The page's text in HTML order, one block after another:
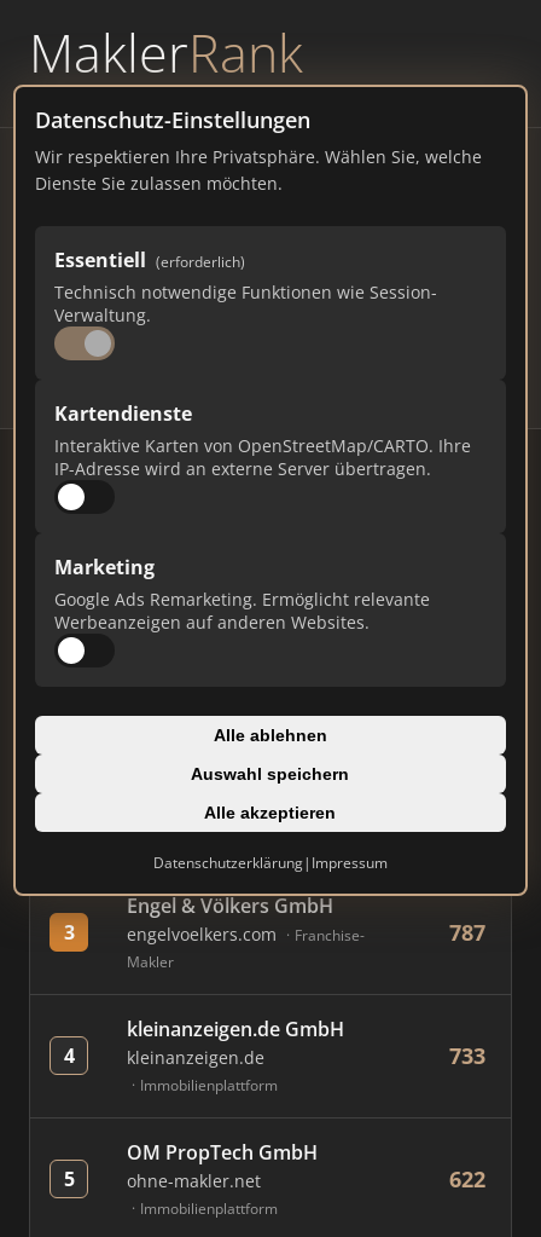
MaklerRank
powered byWAVEPOINT
Datenschutz-Einstellungen
Wir respektieren Ihre Privatsphäre. Wählen Sie, welche
Dienste Sie zulassen möchten.
Essentiell (erforderlich)
Technisch notwendige Funktionen wie Session-
Verwaltung.
Kartendienste
Interaktive Karten von OpenStreetMap/CARTO. Ihre
IP-Adresse wird an externe Server übertragen.
Marketing
Google Ads Remarketing. Ermöglicht relevante
Werbeanzeigen auf anderen Websites.
Alle ablehnen
Auswahl speichern
Alle akzeptieren
Datenschutzerklärung| Impressum
Immobilienmakler Pentling
– Ranking Juli 2026
BAYERN 5.619 EINWOHNER
75 562
# MAKLER / FIRMA
1 immobilienscout24.de
Immobilienplattform
850
AVIV Germany GmbH
immowelt.de Immobilienplattform
3
Engel & Völkers GmbH
engelvoelkers.com
Franchise-
Makler
787
4
kleinanzeigen.de GmbH
kleinanzeigen.de
Immobilienplattform
733
5
OM PropTech GmbH
ohne-makler.net
Immobilienplattform
622